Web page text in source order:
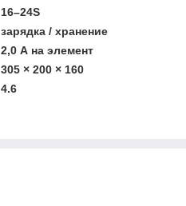
16–24S
зарядка / хранение
2,0 А на элемент
305 × 200 × 160
4.6